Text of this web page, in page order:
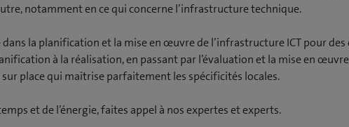
notamment en ce qui concerne l’infrastructure technique.
dans la planification et la mise en œuvre de l’infrastructure ICT pour
à la réalisation, en passant par l’évaluation et la mise en
place qui maîtrise parfaitement les spécificités locales.
et de l’énergie, faites appel à nos expertes et experts.